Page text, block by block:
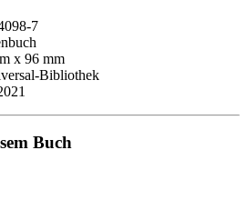
7
x 96 mm
Bibliothek
Buch